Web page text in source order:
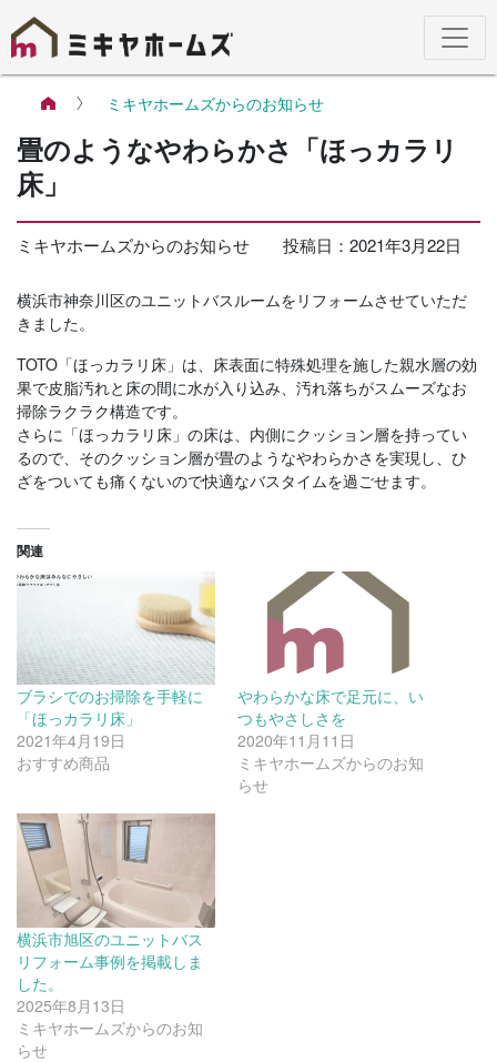
ミキヤホームズからのお知らせ
畳のようなやわらかさ「ほっカラリ
床」
ミキヤホームズからのお知らせ 投稿日： 2021年3月22日
横浜市神奈川区のユニットバスルームをリフォームさせていただ
きました。
TOTO「ほっカラリ床」は、床表面に特殊処理を施した親水層の効
果で皮脂汚れと床の間に水が入り込み、汚れ落ちがスムーズなお
掃除ラクラク構造です。
さらに「ほっカラリ床」の床は、内側にクッション層を持ってい
るので、そのクッション層が畳のようなやわらかさを実現し、ひ
ざをついても痛くないので快適なバスタイムを過ごせます。
関連
ブラシでのお掃除を手軽に
「ほっカラリ床」
2021年4月19日
おすすめ商品
やわらかな床で足元に、い
つもやさしさを
2020年11月11日
ミキヤホームズからのお知
らせ
横浜市旭区のユニットバス
リフォーム事例を掲載しま
した。
2025年8月13日
ミキヤホームズからのお知
らせ